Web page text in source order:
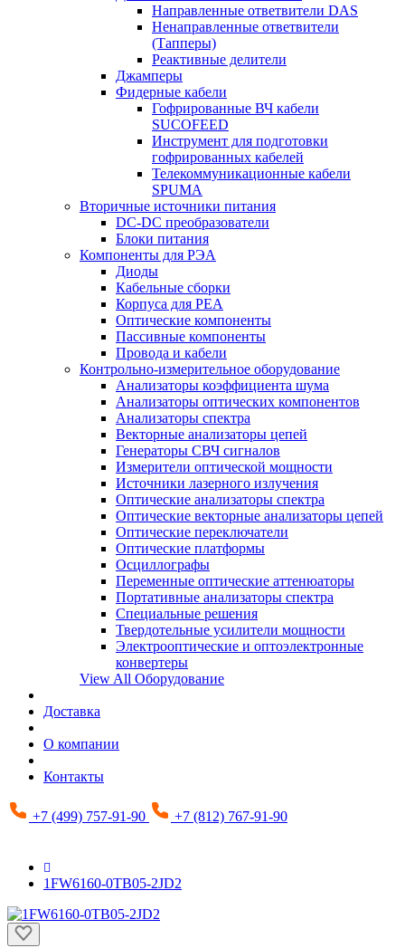
Направленные ответвители DAS
Ненаправленные ответвители
(Тапперы)
Реактивные делители
Джамперы
Фидерные кабели
Гофрированные ВЧ кабели
SUCOFEED
Инструмент для подготовки
гофрированных кабелей
Телекоммуникационные кабели
SPUMA
Вторичные источники питания
DC-DC преобразователи
Блоки питания
Компоненты для РЭА
Диоды
Кабельные сборки
Корпуса для РЕА
Оптические компоненты
Пассивные компоненты
Провода и кабели
Контрольно-измерительное оборудование
Анализаторы коэффициента шума
Анализаторы оптических компонентов
Анализаторы спектра
Векторные анализаторы цепей
Генераторы СВЧ сигналов
Измерители оптической мощности
Источники лазерного излучения
Оптические анализаторы спектра
Оптические векторные анализаторы цепей
Оптические переключатели
Оптические платформы
Осциллографы
Переменные оптические аттенюаторы
Портативные анализаторы спектра
Специальные решения
Твердотельные усилители мощности
Электрооптические и оптоэлектронные
конвертеры
View All Оборудование
Доставка
О компании
Контакты
+7 (499) 757-91-90 +7 (812) 767-91-90
1FW6160-0TB05-2JD2